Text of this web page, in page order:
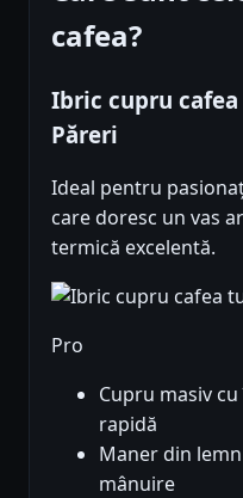
cafea?
Ibric cupru cafea
Păreri
Ideal pentru
care doresc un vas
termică excelentă.
Pro
Cupru masiv
rapidă
Maner din
mânuire